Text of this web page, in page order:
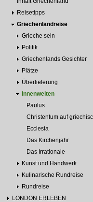
Reisetipps
Griechenlandreise
Grieche sein
Politik
Griechenlands Gesichter
Plätze
Überlieferung
Innenwelten
Paulus
Christentum auf
Ecclesia
Das Kirchenjahr
Das Irrationale
Kunst und Handwerk
Kulinarische Rundreise
Rundreise
LONDON ERLEBEN